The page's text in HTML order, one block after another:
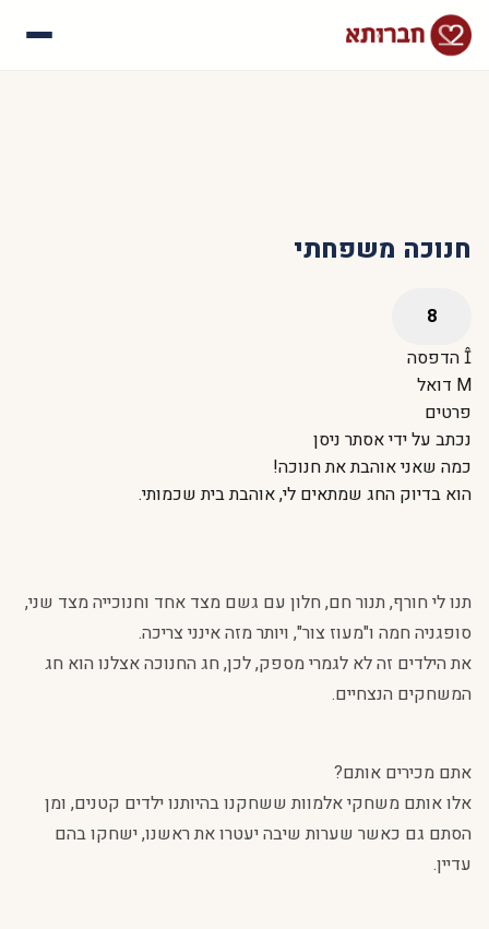
חנוכה משפחתי
הדפסה
דואל
פרטים
נכתב על ידיאסתר ניסן
כמה שאני אוהבת את חנוכה!
הוא בדיוק החג שמתאים לי, אוהבת בית שכמותי.
תנו לי חורף, תנור חם, חלון עם גשם מצד אחד וחנוכייה מצד שני,
סופגניה חמה ו"מעוז צור", ויותר מזה אינני צריכה.
את הילדים זה לא לגמרי מספק, לכן, חג החנוכה אצלנו הוא חג
המשחקים הנצחיים.
אתם מכירים אותם?
אלו אותם משחקי אלמוות ששחקנו בהיותנו ילדים קטנים, ומן
הסתם גם כאשר שערות שיבה יעטרו את ראשנו, ישחקו בהם
עדיין.